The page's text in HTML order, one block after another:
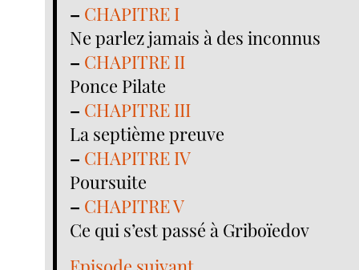
– CHAPITRE I
Ne parlez jamais à des inconnus
– CHAPITRE II
Ponce Pilate
– CHAPITRE III
La septième preuve
– CHAPITRE IV
Poursuite
– CHAPITRE V
Ce qui s’est passé à Griboïedov